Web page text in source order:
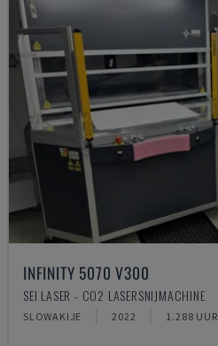
INFINITY 5070 V300
SEI LASER - CO2 LASERSNIJMACHINE
SLOWAKIJE 2022 1.288 UUR